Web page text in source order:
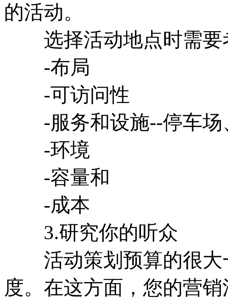
的活动。
选择活动地点时需要
-布局
-可访问性
-服务和设施--停车场
-环境
-容量和
-成本
3.研究你的听众
活动策划预算的很大
度。在这方面，您的营